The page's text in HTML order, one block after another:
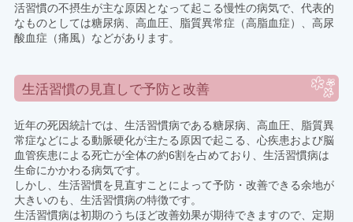
活習慣の不摂生が主な原因となって起こる慢性の病気で、代表的
なものとしては糖尿病、高血圧、脂質異常症（高脂血症）、高尿
酸血症（痛風）などがあります。
生活習慣の見直しで予防と改善
近年の死因統計では、生活習慣病である糖尿病、高血圧、脂質異
常症などによる動脈硬化が主たる原因で起こる、心疾患および脳
血管疾患による死亡が全体の約6割を占めており、生活習慣病は
生命にかかわる病気です。
しかし、生活習慣を見直すことによって予防・改善できる余地が
大きいのも、生活習慣病の特徴です。
生活習慣病は初期のうちほど改善効果が期待できますので、定期